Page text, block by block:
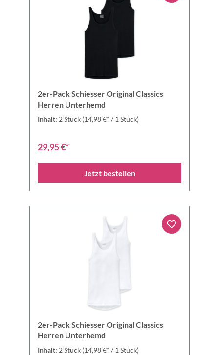
2er-Pack Schiesser Original Classics
Herren Unterhemd
Inhalt: 2 Stück (14,98 €* / 1 Stück)
29,95 €*
Jetzt bestellen
2er-Pack Schiesser Original Classics
Herren Unterhemd
Inhalt: 2 Stück (14,98 €* / 1 Stück)